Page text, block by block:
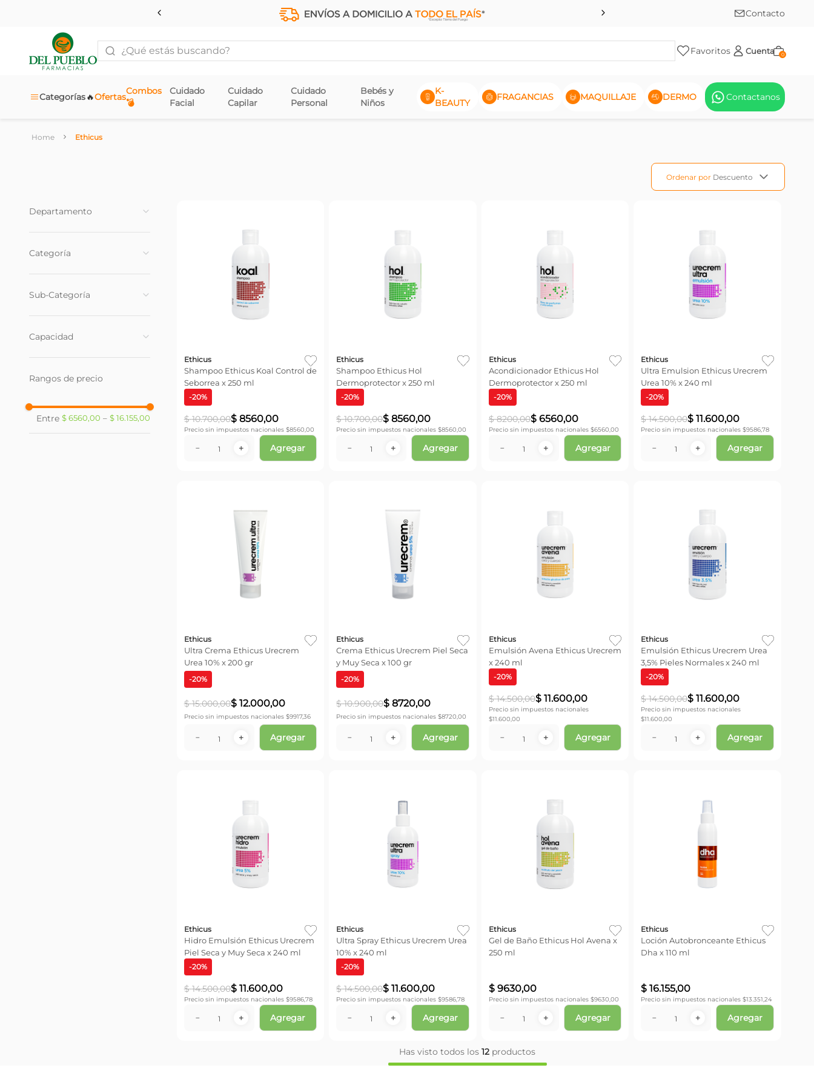
Contacto
¿Qué estás buscando?
Favoritos Cuenta 0
Categorías Ofertas
🔥
Combos
💣
Cuidado
Facial
Cuidado
Capilar
Cuidado
Personal
Bebés y
Niños
K-
BEAUTY
FRAGANCIAS MAQUILLAJE DERMO Contactanos
Ethicus
Ordenar por Descuento
Departamento
Cuidado Capilar
Cuidado Personal (1)
Categoría
Acondicionador
Solares (1)
Shampoo
Sub-Categoría
Liquidos
Cuerpo (1)
Con Caspa (1)
Capacidad
110 ml (1 )
240 ml (5)
250 ml (4)
Rangos de precio
$ 6560,00 – $ 16.155,00
Ethicus
Shampoo Ethicus Koal Control de
Seborrea x 250 ml
-20%
$ 10.700,00$ 8560,00
Precio sin impuestos nacionales $8560,00
＋
－ Agregar
Ethicus
Shampoo Ethicus Hol
Dermoprotector x 250 ml
-20%
$ 10.700,00$ 8560,00
Precio sin impuestos nacionales $8560,00
＋
－ Agregar
Ethicus
Acondicionador Ethicus Hol
Dermoprotector x 250 ml
-20%
$ 8200,00$ 6560,00
Precio sin impuestos nacionales $6560,00
＋
－ Agregar
Ethicus
Ultra Emulsion Ethicus Urecrem
Urea 10% x 240 ml
-20%
$ 14.500,00$ 11.600,00
Precio sin impuestos nacionales $9586,78
＋
－ Agregar
Ethicus
Ultra Crema Ethicus Urecrem
Urea 10% x 200 gr
-20%
$ 15.000,00$ 12.000,00
Precio sin impuestos nacionales $9917,36
＋
－ Agregar
Ethicus
Crema Ethicus Urecrem Piel Seca
y Muy Seca x 100 gr
-20%
$ 10.900,00$ 8720,00
Precio sin impuestos nacionales $8720,00
＋
－ Agregar
Ethicus
Emulsión Avena Ethicus Urecrem
x 240 ml
-20%
$ 14.500,00$ 11.600,00
Precio sin impuestos nacionales
$11.600,00
＋
－ Agregar
Ethicus
Emulsión Ethicus Urecrem Urea
3,5% Pieles Normales x 240 ml
-20%
$ 14.500,00$ 11.600,00
Precio sin impuestos nacionales
$11.600,00
＋
－ Agregar
Ethicus
Hidro Emulsión Ethicus Urecrem
Piel Seca y Muy Seca x 240 ml
-20%
$ 14.500,00$ 11.600,00
Precio sin impuestos nacionales $9586,78
＋
－ Agregar
Ethicus
Ultra Spray Ethicus Urecrem Urea
10% x 240 ml
-20%
$ 14.500,00$ 11.600,00
Precio sin impuestos nacionales $9586,78
＋
－ Agregar
Ethicus
Gel de Baño Ethicus Hol Avena x
250 ml
$ 9630,00
Precio sin impuestos nacionales $9630,00
＋
－ Agregar
Ethicus
Loción Autobronceante Ethicus
Dha x 110 ml
$ 16.155,00
Precio sin impuestos nacionales $13.351,24
＋
－ Agregar
Has visto todos los12 productos